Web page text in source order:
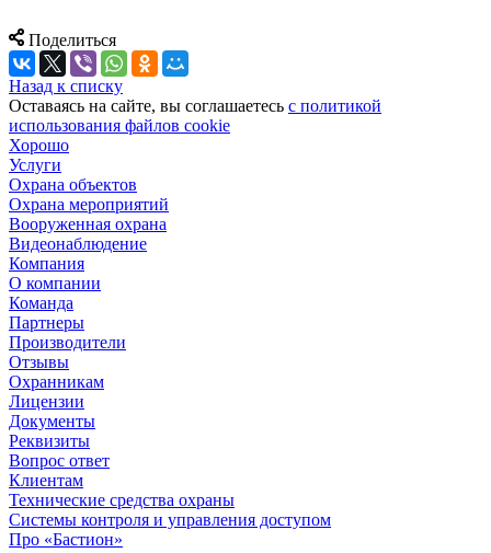
Поделиться
Назад к списку
Оставаясь на сайте, вы соглашаетесь c политикой
использования файлов cookie
Хорошо
Услуги
Охрана объектов
Охрана мероприятий
Вооруженная охрана
Видеонаблюдение
Компания
О компании
Команда
Партнеры
Производители
Отзывы
Охранникам
Лицензии
Документы
Реквизиты
Вопрос ответ
Клиентам
Технические средства охраны
Системы контроля и управления доступом
Про «Бастион»